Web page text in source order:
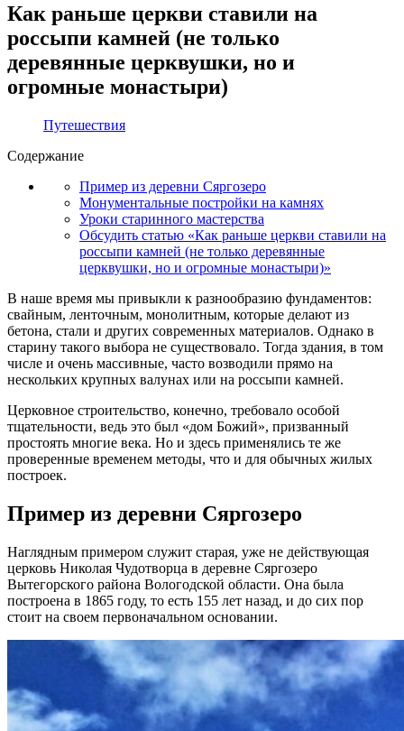
Как раньше церкви ставили на
россыпи камней (не только
деревянные церквушки, но и
огромные монастыри)
Путешествия
Содержание
Пример из деревни Сяргозеро
Монументальные постройки на камнях
Уроки старинного мастерства
Обсудить статью «Как раньше церкви ставили на
россыпи камней (не только деревянные
церквушки, но и огромные монастыри)»
В наше время мы привыкли к разнообразию фундаментов:
свайным, ленточным, монолитным, которые делают из
бетона, стали и других современных материалов. Однако в
старину такого выбора не существовало. Тогда здания, в том
числе и очень массивные, часто возводили прямо на
нескольких крупных валунах или на россыпи камней.
Церковное строительство, конечно, требовало особой
тщательности, ведь это был «дом Божий», призванный
простоять многие века. Но и здесь применялись те же
проверенные временем методы, что и для обычных жилых
построек.
Пример из деревни Сяргозеро
Наглядным примером служит старая, уже не действующая
церковь Николая Чудотворца в деревне Сяргозеро
Вытегорского района Вологодской области. Она была
построена в 1865 году, то есть 155 лет назад, и до сих пор
стоит на своем первоначальном основании.